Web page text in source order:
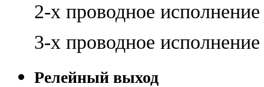
2-х проводное
3-х проводное
Релейный выход